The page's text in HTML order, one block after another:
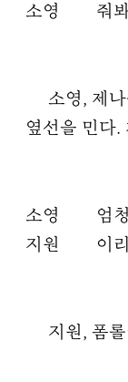
소영 줘
소영, 제나
옆선을 민다.
소영
엄
지원
이
지원, 폼롤